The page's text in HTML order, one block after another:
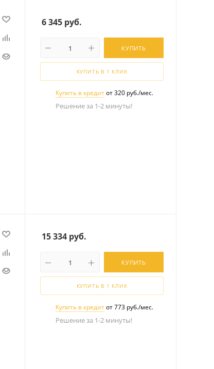
6 345 руб.
КУПИТЬ
КУПИТЬ В 1 КЛИК
Купить в кредитот 320 руб./мес.
Решение за 1-2 минуты!
15 334 руб.
КУПИТЬ
КУПИТЬ В 1 КЛИК
Купить в кредитот 773 руб./мес.
Решение за 1-2 минуты!